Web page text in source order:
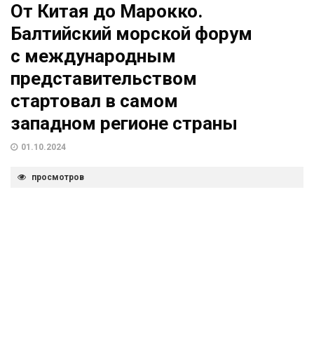
От Китая до Марокко.
Балтийский морской форум
с международным
представительством
стартовал в самом
западном регионе страны
01.10.2024
просмотров